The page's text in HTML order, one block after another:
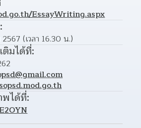
EssayWriting.aspx
(เวลา 16.30 น.)
ติมได้ที่:
พได้ที่: